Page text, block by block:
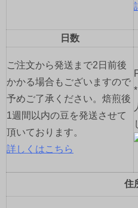
日数
ご注文から発送まで2日前後
かかる場合もございますので
予めご了承ください。焙煎後
1週間以内の豆を発送させて
頂いております。
詳しくはこちら
住